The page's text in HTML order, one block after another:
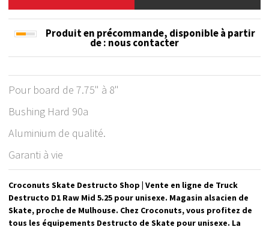
Produit en précommande, disponible à partir
de: nous contacter
Pour board de 7.75" à 8"
Bushing Hard 90a
Aluminium de qualité.
Garanti à vie
Croconuts Skate Destructo Shop | Vente en ligne de Truck
Destructo D1 Raw Mid 5.25 pour unisexe. Magasin alsacien de
Skate, proche de Mulhouse. Chez Croconuts, vous profitez de
tous les équipements Destructo de Skate pour unisexe. La